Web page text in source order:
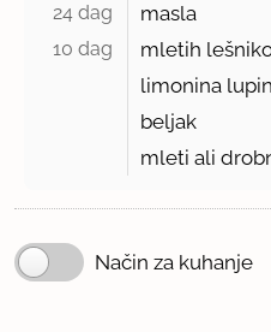
24 dag masla
10 dag
mletih
limonina
beljak
mleti ali
Način za kuhanje